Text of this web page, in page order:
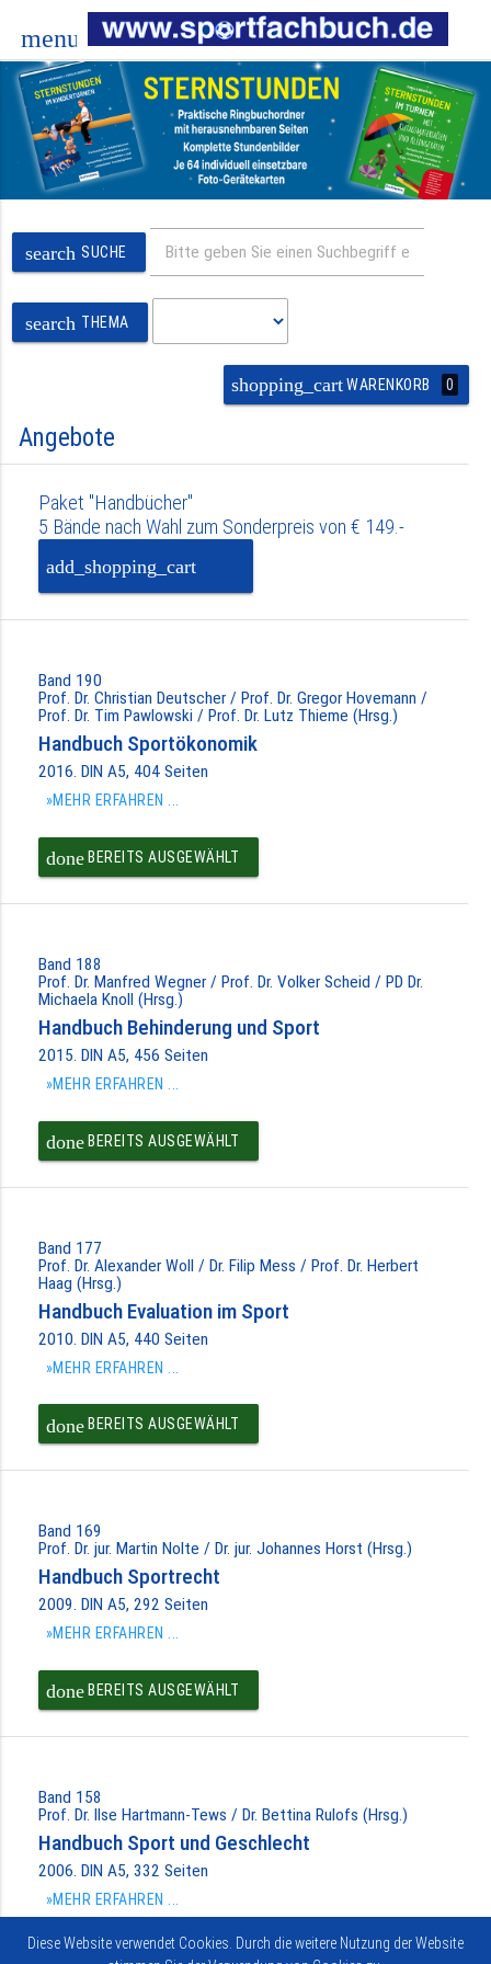
menu
search SUCHE
search THEMA
shopping_cartWARENKORB 0
Angebote
Paket "Handbücher"
5 Bände nach Wahl zum Sonderpreis von € 149.-
add_shopping_cart
Band 190
Prof. Dr. Christian Deutscher / Prof. Dr. Gregor Hovemann /
Prof. Dr. Tim Pawlowski / Prof. Dr. Lutz Thieme (Hrsg.)
Handbuch Sportökonomik
2016. DIN A5, 404 Seiten
»MEHR ERFAHREN ...
doneBEREITS AUSGEWÄHLT
Band 188
Prof. Dr. Manfred Wegner / Prof. Dr. Volker Scheid / PD Dr.
Michaela Knoll (Hrsg.)
Handbuch Behinderung und Sport
2015. DIN A5, 456 Seiten
»MEHR ERFAHREN ...
doneBEREITS AUSGEWÄHLT
Band 177
Prof. Dr. Alexander Woll / Dr. Filip Mess / Prof. Dr. Herbert
Haag (Hrsg.)
Handbuch Evaluation im Sport
2010. DIN A5, 440 Seiten
»MEHR ERFAHREN ...
doneBEREITS AUSGEWÄHLT
Band 169
Prof. Dr. jur. Martin Nolte / Dr. jur. Johannes Horst (Hrsg.)
Handbuch Sportrecht
2009. DIN A5, 292 Seiten
»MEHR ERFAHREN ...
doneBEREITS AUSGEWÄHLT
Band 158
Prof. Dr. Ilse Hartmann-Tews / Dr. Bettina Rulofs (Hrsg.)
Handbuch Sport und Geschlecht
2006. DIN A5, 332 Seiten
»MEHR ERFAHREN ...
BEREITS AUSGEWÄHLT
Diese Website verwendet Cookies. Durch die weitere Nutzung der Website